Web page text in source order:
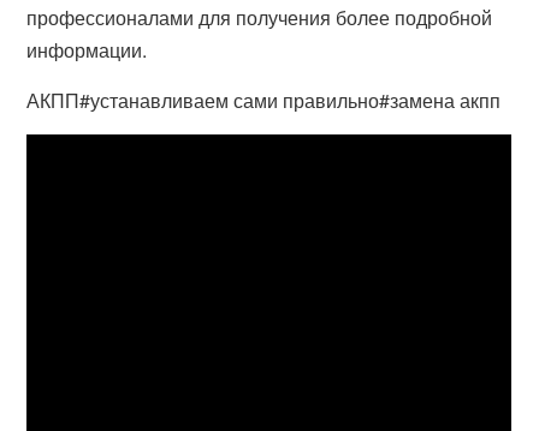
профессионалами для получения более подробной
информации.
АКПП#устанавливаем сами правильно#замена акпп